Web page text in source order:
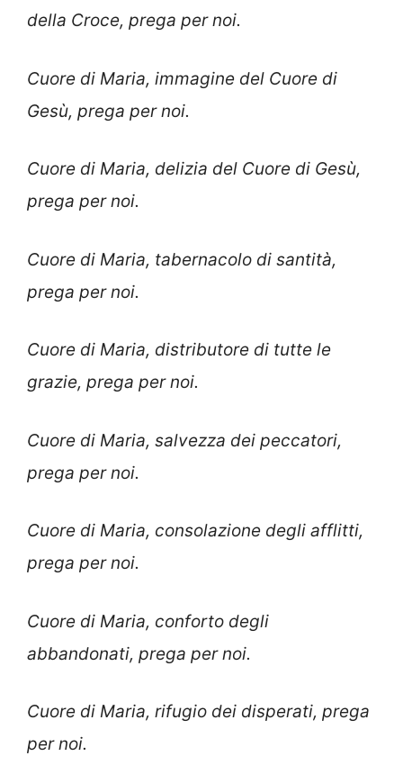
della Croce, prega per noi.
Cuore di Maria, immagine del Cuore di
Gesù, prega per noi.
Cuore di Maria, delizia del Cuore di Gesù,
prega per noi.
Cuore di Maria, tabernacolo di santità,
prega per noi.
Cuore di Maria, distributore di tutte le
grazie, prega per noi.
Cuore di Maria, salvezza dei peccatori,
prega per noi.
Cuore di Maria, consolazione degli afflitti,
prega per noi.
Cuore di Maria, conforto degli
abbandonati, prega per noi.
Cuore di Maria, rifugio dei disperati, prega
per noi.